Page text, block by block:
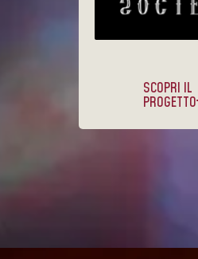
SCOPRI IL
PROGETTO